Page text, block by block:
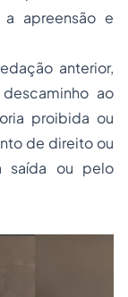
apreensão e
anterior,
ao
proibida ou
de direito ou
saída ou pelo